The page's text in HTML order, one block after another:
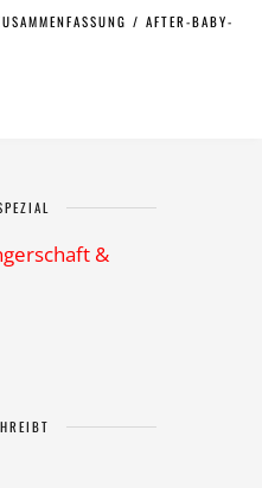
/ AFTER-BABY-
&